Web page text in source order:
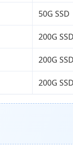
50G SSD
200G SSD
200G SSD
200G SSD